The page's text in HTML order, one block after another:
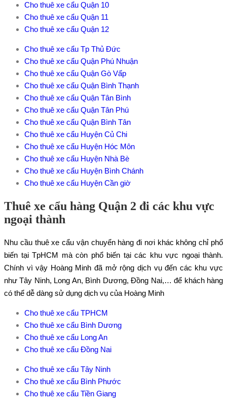
Cho thuê xe cẩu Quận 10
Cho thuê xe cẩu Quận 11
Cho thuê xe cẩu Quận 12
Cho thuê xe cẩu Tp Thủ Đức
Cho thuê xe cẩu Quận Phú Nhuận
Cho thuê xe cẩu Quận Gò Vấp
Cho thuê xe cẩu Quận Bình Thạnh
Cho thuê xe cẩu Quận Tân Bình
Cho thuê xe cẩu Quận Tân Phú
Cho thuê xe cẩu Quận Bình Tân
Cho thuê xe cẩu Huyện Củ Chi
Cho thuê xe cẩu Huyện Hóc Môn
Cho thuê xe cẩu Huyện Nhà Bè
Cho thuê xe cẩu Huyện Bình Chánh
Cho thuê xe cẩu Huyện Cần giờ
Thuê xe cẩu hàng Quận 2 đi các khu vực
ngoại thành
Nhu cầu thuê xe cẩu vận chuyển hàng đi nơi khác không chỉ phổ
biến tại TpHCM mà còn phổ biến tại các khu vực ngoại thành.
Chính vì vậy Hoàng Minh đã mở rộng dịch vụ đến các khu vực
như Tây Ninh, Long An, Bình Dương, Đồng Nai,… để khách hàng
có thể dễ dàng sử dụng dịch vụ của Hoàng Minh
Cho thuê xe cẩu TPHCM
Cho thuê xe cẩu Bình Dương
Cho thuê xe cẩu Long An
Cho thuê xe cẩu Đồng Nai
Cho thuê xe cẩu Tây Ninh
Cho thuê xe cẩu Bình Phước
Cho thuê xe cẩu Tiền Giang